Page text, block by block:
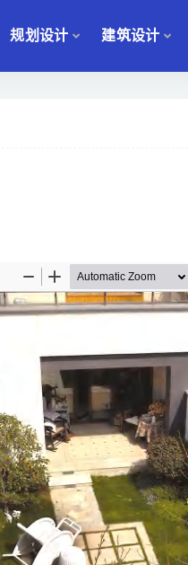
规划设计 建筑设计